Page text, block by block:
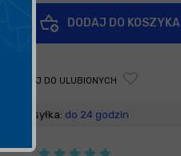
DODAJ DO KOSZYKA
DODAJ DO ULUBIONYCH
Wysyłka: do 24 godzin